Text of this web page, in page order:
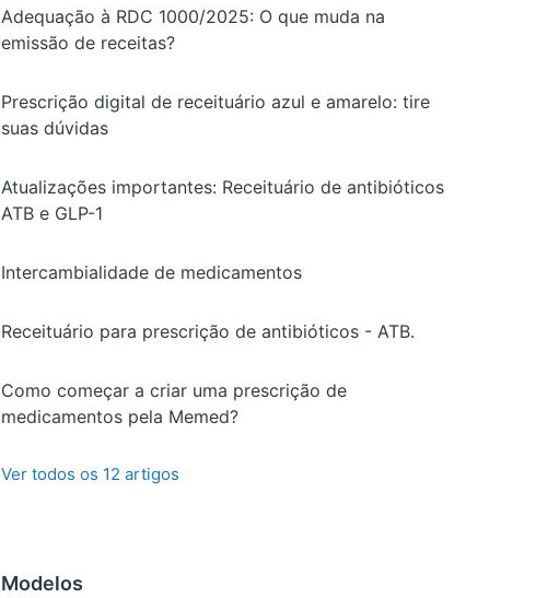
Adequação à RDC 1000/2025: O que muda na
emissão de receitas?
Prescrição digital de receituário azul e amarelo: tire
suas dúvidas
Atualizações importantes: Receituário de antibióticos
ATB e GLP-1
Intercambialidade de medicamentos
Receituário para prescrição de antibióticos - ATB.
Como começar a criar uma prescrição de
medicamentos pela Memed?
Ver todos os 12 artigos
Modelos